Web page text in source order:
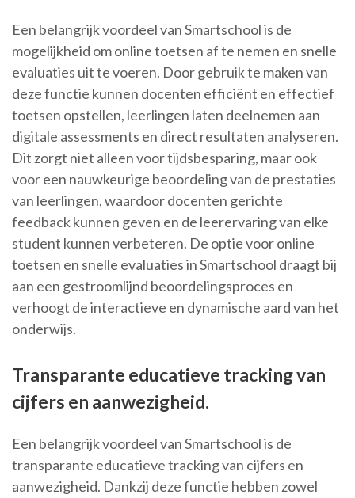
Een belangrijk voordeel van Smartschool is de
mogelijkheid om online toetsen af te nemen en snelle
evaluaties uit te voeren. Door gebruik te maken van
deze functie kunnen docenten efficiënt en effectief
toetsen opstellen, leerlingen laten deelnemen aan
digitale assessments en direct resultaten analyseren.
Dit zorgt niet alleen voor tijdsbesparing, maar ook
voor een nauwkeurige beoordeling van de prestaties
van leerlingen, waardoor docenten gerichte
feedback kunnen geven en de leerervaring van elke
student kunnen verbeteren. De optie voor online
toetsen en snelle evaluaties in Smartschool draagt bij
aan een gestroomlijnd beoordelingsproces en
verhoogt de interactieve en dynamische aard van het
onderwijs.
Transparante educatieve tracking van
cijfers en aanwezigheid.
Een belangrijk voordeel van Smartschool is de
transparante educatieve tracking van cijfers en
aanwezigheid. Dankzij deze functie hebben zowel